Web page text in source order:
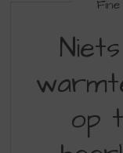
NIETS
BRENGT
MEER
op